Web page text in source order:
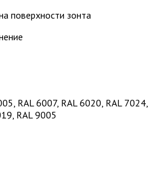
поверхности зонта
RAL 6007, RAL 6020, RAL 7024,
RAL 9005